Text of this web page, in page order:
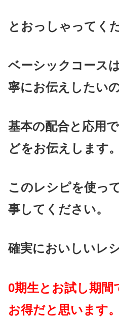
とおっしゃってく
ベーシックコース
寧にお伝えしたいの
基本の配合と応用
どをお伝えします。
このレシピを使っ
事してください。
確実においしいレシ
0期生とお試し期間
お得だと思います。